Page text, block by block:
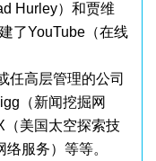
Hurley）和贾维
了YouTube（在线
任高层管理的公司
（新闻挖掘网
（美国太空探索技
服务）等等。